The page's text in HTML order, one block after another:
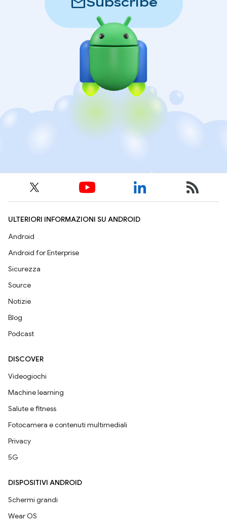
ULTERIORI INFORMAZIONI SU ANDROID
Android
Android for Enterprise
Sicurezza
Source
Notizie
Blog
Podcast
DISCOVER
Videogiochi
Machine learning
Salute e fitness
Fotocamera e contenuti multimediali
Privacy
5G
DISPOSITIVI ANDROID
Schermi grandi
Wear OS